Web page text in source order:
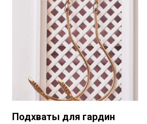
Подхваты для гардин